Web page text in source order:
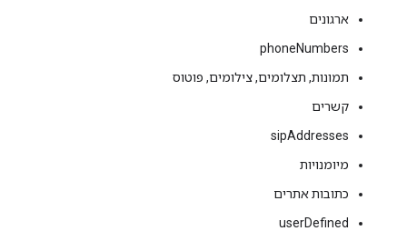
ארגונים
phoneNumbers
תמונות, תצלומים, צילומים, פוטוס
קשרים
sipAddresses
מיומנויות
כתובות אתרים
userDefined